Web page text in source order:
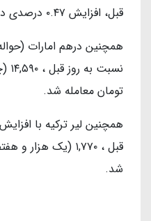
قبل، افزایش ۰.۴۷ درصدی داشته است.
تومان معامله شد.
قبل ، ۱,۷۷۰ (یک
شد.